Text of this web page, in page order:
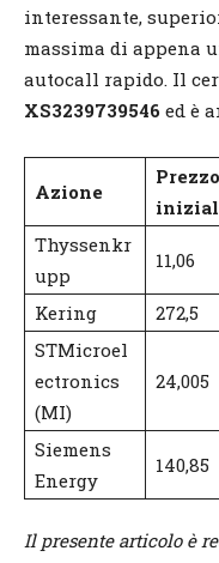
interessante,
massima di appena
autocall rapido. Il
XS3239739546 ed è
Azione
Prezzo
Thyssenkr
upp
11,06
Kering 272,5
STMicroel
ectronics
(MI)
24,005
Siemens
Energy
140,85
Il presente articolo è